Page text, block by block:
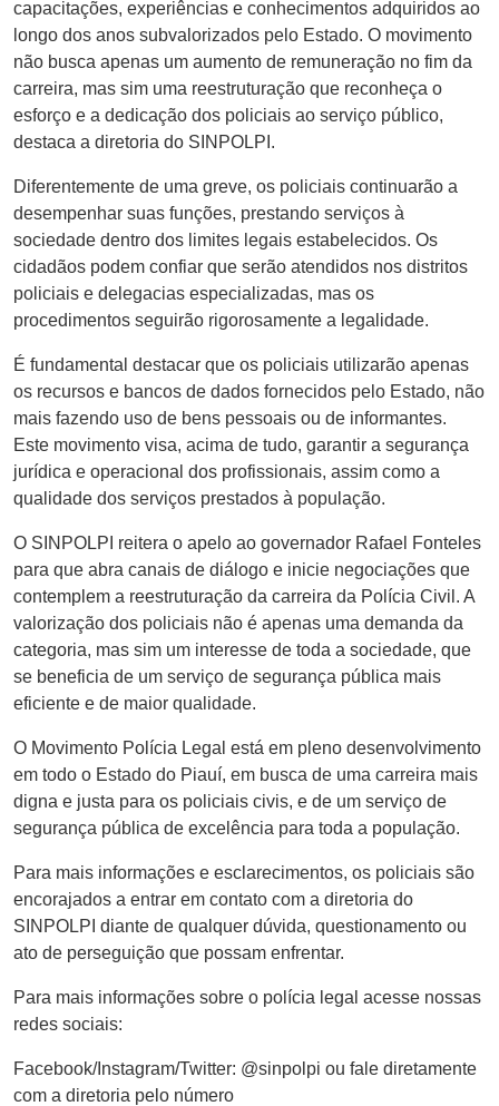
capacitações, experiências e conhecimentos adquiridos ao
longo dos anos subvalorizados pelo Estado. O movimento
não busca apenas um aumento de remuneração no fim da
carreira, mas sim uma reestruturação que reconheça o
esforço e a dedicação dos policiais ao serviço público,
destaca a diretoria do SINPOLPI.
Diferentemente de uma greve, os policiais continuarão a
desempenhar suas funções, prestando serviços à
sociedade dentro dos limites legais estabelecidos. Os
cidadãos podem confiar que serão atendidos nos distritos
policiais e delegacias especializadas, mas os
procedimentos seguirão rigorosamente a legalidade.
É fundamental destacar que os policiais utilizarão apenas
os recursos e bancos de dados fornecidos pelo Estado, não
mais fazendo uso de bens pessoais ou de informantes.
Este movimento visa, acima de tudo, garantir a segurança
jurídica e operacional dos profissionais, assim como a
qualidade dos serviços prestados à população.
O SINPOLPI reitera o apelo ao governador Rafael Fonteles
para que abra canais de diálogo e inicie negociações que
contemplem a reestruturação da carreira da Polícia Civil. A
valorização dos policiais não é apenas uma demanda da
categoria, mas sim um interesse de toda a sociedade, que
se beneficia de um serviço de segurança pública mais
eficiente e de maior qualidade.
O Movimento Polícia Legal está em pleno desenvolvimento
em todo o Estado do Piauí, em busca de uma carreira mais
digna e justa para os policiais civis, e de um serviço de
segurança pública de excelência para toda a população.
Para mais informações e esclarecimentos, os policiais são
encorajados a entrar em contato com a diretoria do
SINPOLPI diante de qualquer dúvida, questionamento ou
ato de perseguição que possam enfrentar.
Para mais informações sobre o polícia legal acesse nossas
redes sociais:
Facebook/Instagram/Twitter: @sinpolpi ou fale diretamente
com a diretoria pelo número